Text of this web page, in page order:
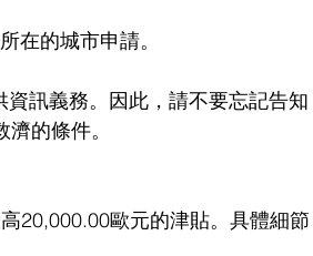
在的城市申請。
訊義務。因此，請不要忘記告知
的條件。
20,000.00歐元的津貼。具體細節